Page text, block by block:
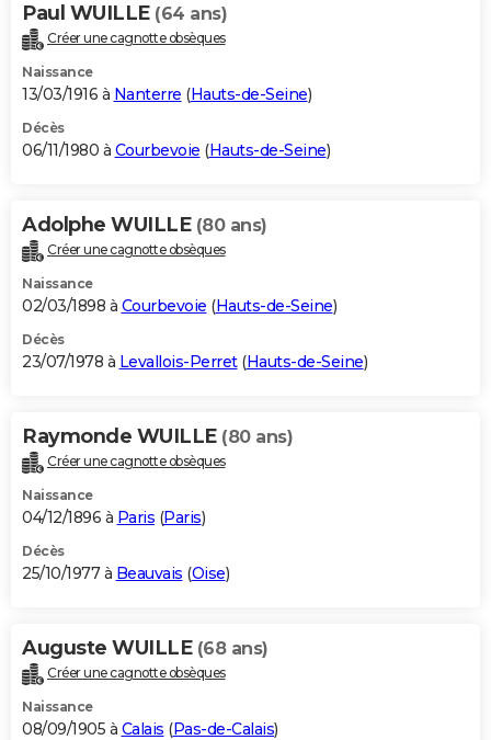
Paul WUILLE (64 ans)
Créer une cagnotte obsèques
Naissance
13/03/1916 à Nanterre (Hauts-de-Seine)
Décès
06/11/1980 à Courbevoie (Hauts-de-Seine)
Adolphe WUILLE (80 ans)
Créer une cagnotte obsèques
Naissance
02/03/1898 à Courbevoie (Hauts-de-Seine)
Décès
23/07/1978 à Levallois-Perret(Hauts-de-Seine)
Raymonde WUILLE (80 ans)
Créer une cagnotte obsèques
Naissance
04/12/1896 à Paris (Paris)
Décès
25/10/1977 à Beauvais (Oise)
Auguste WUILLE (68 ans)
Créer une cagnotte obsèques
Naissance
08/09/1905 à Calais (Pas-de-Calais)